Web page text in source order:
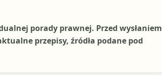
porady prawnej. Przed wysłaniem
przepisy, źródła podane pod